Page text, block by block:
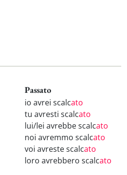
Passato
io avrei scalcato
tu avresti scalcato
lui/lei avrebbe scalcato
noi avremmo scalcato
voi avreste scalcato
loro avrebbero scalcato